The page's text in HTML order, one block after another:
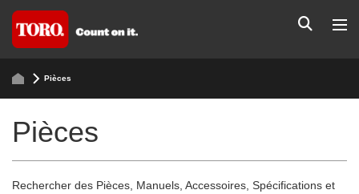
Pièces
Pièces
Rechercher des Pièces, Manuels, Accessoires, Spécifications et